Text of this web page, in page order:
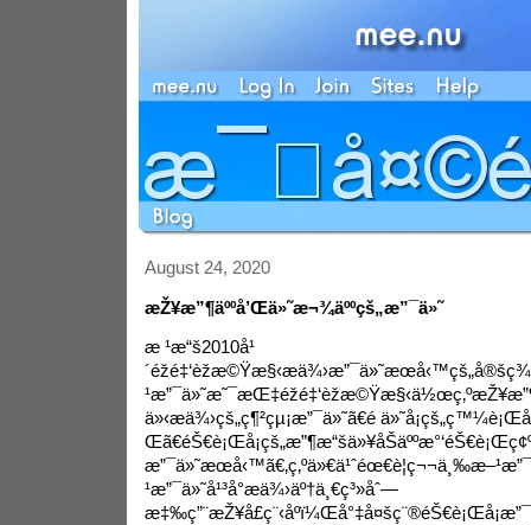
August 24, 2020
æŽ¥æ”¶äººå’Œä»˜æ¬¾äººçš„æ”¯ä»˜
æ ¹æ“š2010å¹
ä»‹æä¾›çš„ç¶²çµ¡æ”¯ä»˜ã€é
¹æ”¯ä»˜å¹³å°æä¾›äº†ä¸€ç³»åˆ—